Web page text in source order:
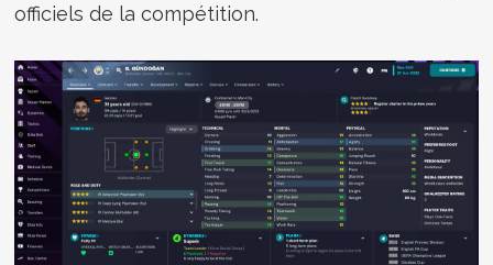
officiels de la compétition.